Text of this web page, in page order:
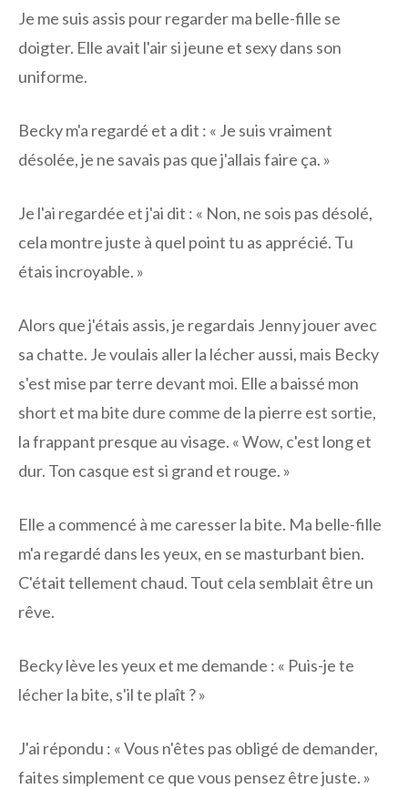
Je me suis assis pour regarder ma belle-fille se
doigter. Elle avait l'air si jeune et sexy dans son
uniforme.
Becky m'a regardé et a dit : « Je suis vraiment
désolée, je ne savais pas que j'allais faire ça. »
Je l'ai regardée et j'ai dit : « Non, ne sois pas désolé,
cela montre juste à quel point tu as apprécié. Tu
étais incroyable. »
Alors que j'étais assis, je regardais Jenny jouer avec
sa chatte. Je voulais aller la lécher aussi, mais Becky
s'est mise par terre devant moi. Elle a baissé mon
short et ma bite dure comme de la pierre est sortie,
la frappant presque au visage. « Wow, c'est long et
dur. Ton casque est si grand et rouge. »
Elle a commencé à me caresser la bite. Ma belle-fille
m'a regardé dans les yeux, en se masturbant bien.
C'était tellement chaud. Tout cela semblait être un
rêve.
Becky lève les yeux et me demande : « Puis-je te
lécher la bite, s'il te plaît ? »
J'ai répondu : « Vous n'êtes pas obligé de demander,
faites simplement ce que vous pensez être juste. »